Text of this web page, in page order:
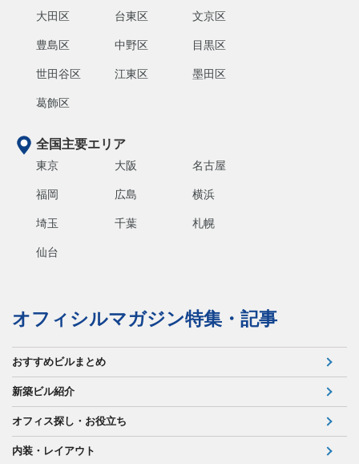
大田区 台東区 文京区
豊島区 中野区 目黒区
世田谷区 江東区 墨田区
葛飾区
全国主要エリア
東京 大阪 名古屋
福岡 広島 横浜
埼玉 千葉 札幌
仙台
オフィシルマガジン特集・記事
おすすめビルまとめ
新築ビル紹介
オフィス探し・お役立ち
内装・レイアウト